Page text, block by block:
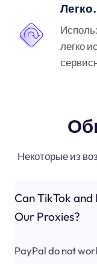
Легко.
легко
Некоторые из
Can TikTok and
Our Proxies?
PayPal do not